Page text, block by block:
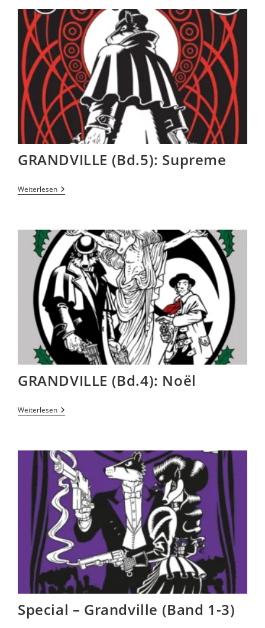
GRANDVILLE (Bd.5): Supreme
Weiterlesen
GRANDVILLE (Bd.4): Noël
Weiterlesen
Special – Grandville (Band 1-3)